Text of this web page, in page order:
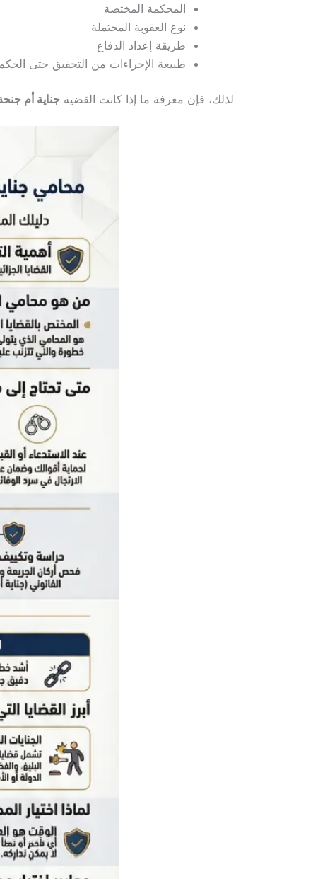
المحكمة المختصة
نوع العقوبة المحتملة
طريقة إعداد الدفاع
طبيعة الإجراءات من التحقيق حتى الحكم
لذلك، فإن معرفة ما إذا كانت القضية جناية أم